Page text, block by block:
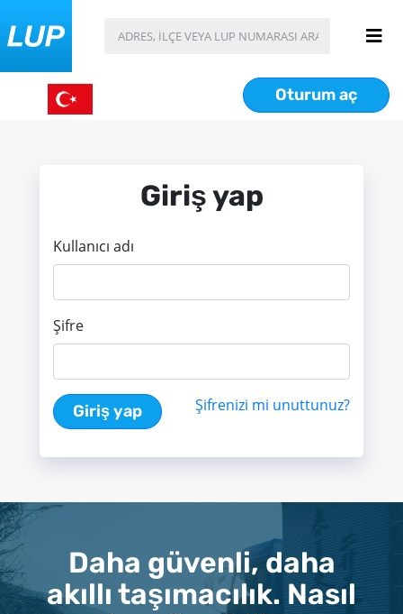
Oturum aç
Giriş yap
Kullanıcı adı
Şifre
Giriş yap Şifrenizi mi unuttunuz?
Daha güvenli, daha
akıllı taşımacılık. Nasıl